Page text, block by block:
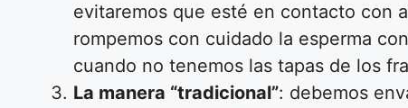
evitaremos que esté en contacto con
rompemos con cuidado la esperma
cuando no tenemos las tapas de los
La manera “tradicional”: debemos